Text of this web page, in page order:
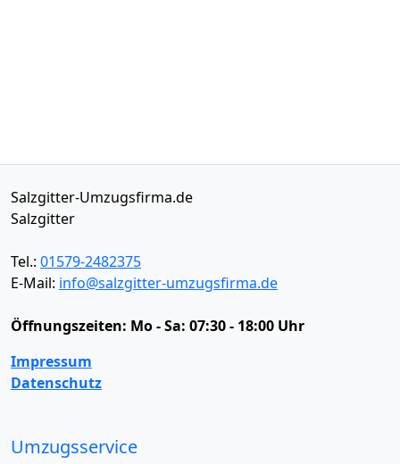
Salzgitter-Umzugsfirma.de
Salzgitter
Tel.: 01579-2482375
E-Mail: info@salzgitter-umzugsfirma.de
Öffnungszeiten: Mo - Sa: 07:30 - 18:00 Uhr
Impressum
Datenschutz
Umzugsservice